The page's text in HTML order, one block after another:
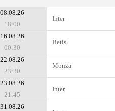
08.08.26
18:00
Inter
16.08.26
00:30
Betis
22.08.26
23:30
Monza
23.08.26
21:45
Inter
31.08.26